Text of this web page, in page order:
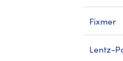
Fixmer
Lentz-